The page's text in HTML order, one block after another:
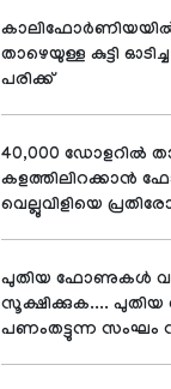
താഴെയുള്ള കുട്ടി
പരിക്ക്
40,000 ഡോളറിൽ
കളത്തിലിറക്കാൻ
വെല്ലുവിളിയെ
പുതിയ ഫോണുകൾ
സൂക്ഷിക്കുക.... പുതിയ
പണംതട്ടുന്ന സംഘം